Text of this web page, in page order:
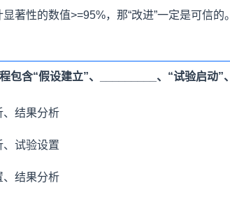
显著性的数值>=95%，那“改进”一定是可信的。
包含“假设建立”、_________、“试验启动”
、结果分析
、试验设置
、结果分析